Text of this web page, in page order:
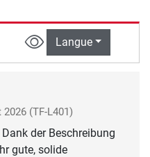
Langue
2026 (TF-L401)
der Beschreibung
gute, solide